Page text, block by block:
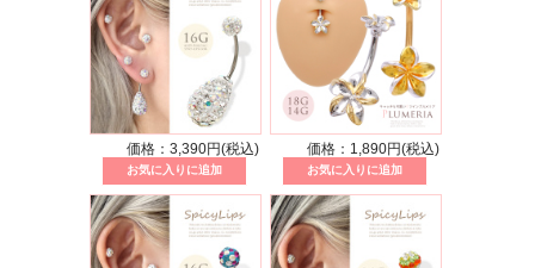
価格：3,390円(税込) 価格：1,890円(税込)